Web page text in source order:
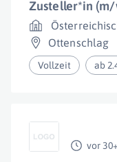
Zusteller*in
Ottenschlag
Vollzeit ab
vor